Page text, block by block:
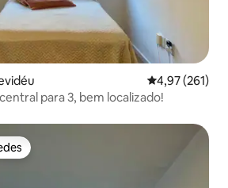
4,97 de uma
4,97 (261)
para 3, bem localizado!